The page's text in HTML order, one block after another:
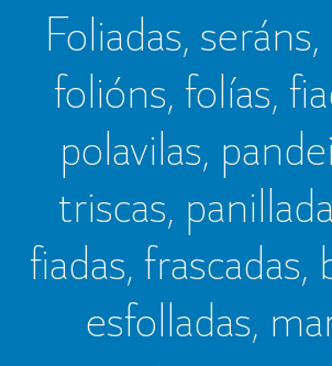
Foliadas,
folións, folías,
polavilas,
triscas,
fiadas, frascadas,
esfolladas,